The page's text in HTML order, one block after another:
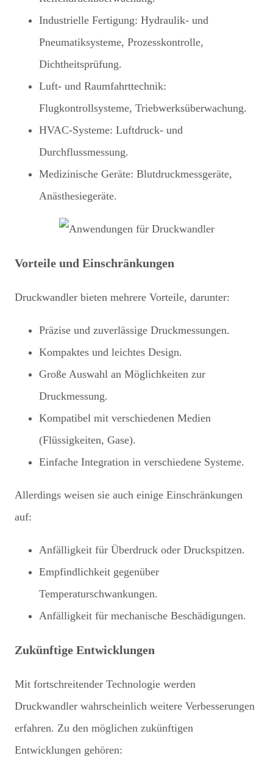
Industrielle Fertigung: Hydraulik- und
Pneumatiksysteme, Prozesskontrolle,
Dichtheitsprüfung.
Luft- und Raumfahrttechnik:
Flugkontrollsysteme, Triebwerksüberwachung.
HVAC-Systeme: Luftdruck- und
Durchflussmessung.
Medizinische Geräte: Blutdruckmessgeräte,
Anästhesiegeräte.
Vorteile und Einschränkungen
Druckwandler bieten mehrere Vorteile, darunter:
Präzise und zuverlässige Druckmessungen.
Kompaktes und leichtes Design.
Große Auswahl an Möglichkeiten zur
Druckmessung.
Kompatibel mit verschiedenen Medien
(Flüssigkeiten, Gase).
Einfache Integration in verschiedene Systeme.
Allerdings weisen sie auch einige Einschränkungen
auf:
Anfälligkeit für Überdruck oder Druckspitzen.
Empfindlichkeit gegenüber
Temperaturschwankungen.
Anfälligkeit für mechanische Beschädigungen.
Zukünftige Entwicklungen
Mit fortschreitender Technologie werden
Druckwandler wahrscheinlich weitere Verbesserungen
erfahren. Zu den möglichen zukünftigen
Entwicklungen gehören: